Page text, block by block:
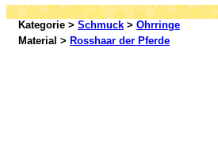
Kategorie > Schmuck > Ohrringe
Material > Rosshaar der Pferde